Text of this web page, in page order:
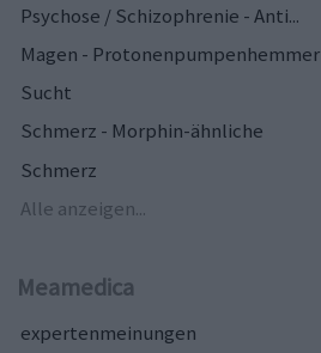
Psychose / Schizophrenie - Anti...
Magen - Protonenpumpenhemmer
Sucht
Schmerz - Morphin-ähnliche
Schmerz
Alle anzeigen...
Meamedica
expertenmeinungen